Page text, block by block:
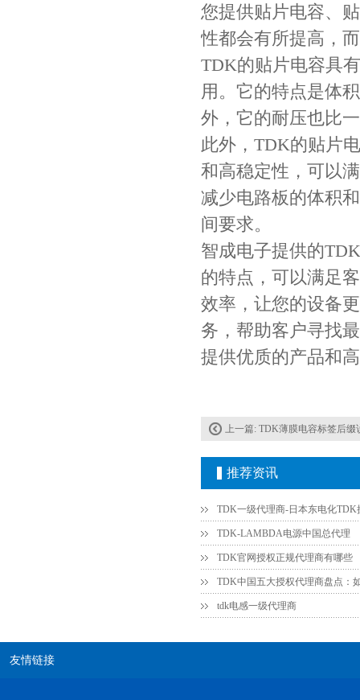
您提供贴片电容、
性都会有所提高，
TDK的贴片电容具
用。它的特点是体
外，它的耐压也比
此外，TDK的贴片
和高稳定性，可以
减少电路板的体积
间要求。
智成电子提供的
的特点，可以满足
效率，让您的设备
务，帮助客户寻找
提供优质的产品和
上一篇: TDK薄膜电容标签后缀
推荐资讯
TDK-LAMBDA电源中国总代理
TDK官网授权正规代理商有哪些
tdk电感一级代理商
友情链接